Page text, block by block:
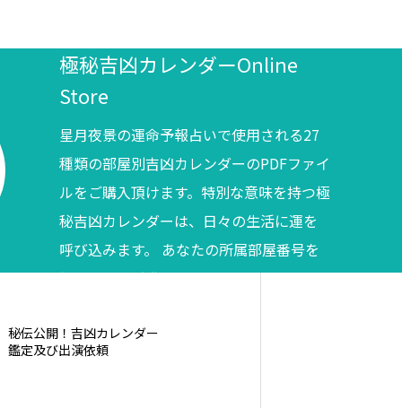
極秘吉凶カレンダーOnline
Store
星月夜景の運命予報占いで使用される27
種類の部屋別吉凶カレンダーのPDFファイ
ルをご購入頂けます。特別な意味を持つ極
秘吉凶カレンダーは、日々の生活に運を
呼び込みます。 あなたの所属部屋番号を
調べてからご購入ください。
秘伝公開！吉凶カレンダー
鑑定及び出演依頼